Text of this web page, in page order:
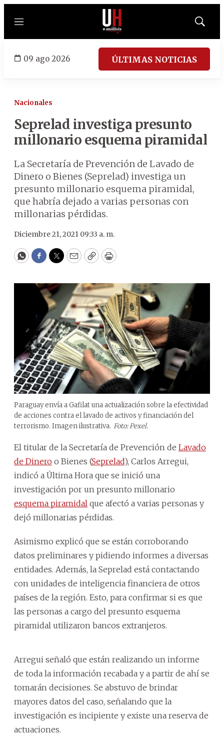
Menú
Mostrar
09 ago 2026 ÚLTIMAS NOTICIAS
Nacionales
Seprelad investiga presunto
millonario esquema piramidal
La Secretaría de Prevención de Lavado de
Dinero o Bienes (Seprelad) investiga un
presunto millonario esquema piramidal,
que habría dejado a varias personas con
millonarias pérdidas.
Diciembre 21, 2021 09:33 a. m.
WhatsApp
Facebook
Twitter
EmailCopyPrint
Paraguay envía a Gafilat una actualización sobre la efectividad
de acciones contra el lavado de activos y financiación del
terrorismo. Imagen ilustrativa. Foto: Pexel.
El titular de la Secretaría de Prevención de Lavado
de Dinero o Bienes (Seprelad), Carlos Arregui,
indicó a Última Hora que se inició una
investigación por un presunto millonario
esquema piramidal que afectó a varias personas y
dejó millonarias pérdidas.
Asimismo explicó que se están corroborando
datos preliminares y pidiendo informes a diversas
entidades. Además, la Seprelad está contactando
con unidades de inteligencia financiera de otros
países de la región. Esto, para confirmar si es que
las personas a cargo del presunto esquema
piramidal utilizaron bancos extranjeros.
Arregui señaló que están realizando un informe
de toda la información recabada y a partir de ahí se
tomarán decisiones. Se abstuvo de brindar
mayores datos del caso, señalando que la
investigación es incipiente y existe una reserva de
actuaciones.